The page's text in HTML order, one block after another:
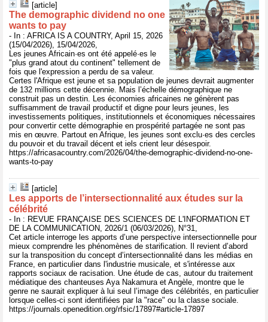
[article]
The demographic dividend no one
wants to pay
- In : AFRICA IS A COUNTRY, April 15, 2026
(15/04/2026), 15/04/2026,
Les jeunes Africain·es ont été appelé·es le
"plus grand atout du continent" tellement de
fois que l'expression a perdu de sa valeur.
Certes l'Afrique est jeune et sa population de jeunes devrait augmenter
de 132 millions cette décennie. Mais l’échelle démographique ne
construit pas un destin. Les économies africaines ne génèrent pas
suffisamment de travail productif et digne pour leurs jeunes, les
investissements politiques, institutionnels et économiques nécessaires
pour convertir cette démographie en prospérité partagée ne sont pas
mis en œuvre. Partout en Afrique, les jeunes sont exclu·es des cercles
du pouvoir et du travail décent et iels crient leur désespoir.
https://africasacountry.com/2026/04/the-demographic-dividend-no-one-
wants-to-pay
[article]
Les apports de l’intersectionnalité aux études sur la
célébrité
- In : REVUE FRANÇAISE DES SCIENCES DE L'INFORMATION ET
DE LA COMMUNICATION, 2026/1 (06/03/2026), N°31,
Cet article interroge les apports d’une perspective intersectionnelle pour
mieux comprendre les phénomènes de starification. Il revient d’abord
sur la transposition du concept d’intersectionnalité dans les médias en
France, en particulier dans l'industrie musicale, et s'intéresse aux
rapports sociaux de racisation. Une étude de cas, autour du traitement
médiatique des chanteuses Aya Nakamura et Angèle, montre que le
genre ne saurait expliquer à lui seul l’image des célébrités, en particulier
lorsque celles-ci sont identifiées par la "race" ou la classe sociale.
https://journals.openedition.org/rfsic/17897#article-17897